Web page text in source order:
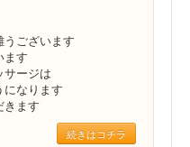
ございます
ます
サージは
なります
きます
続きはコチラ